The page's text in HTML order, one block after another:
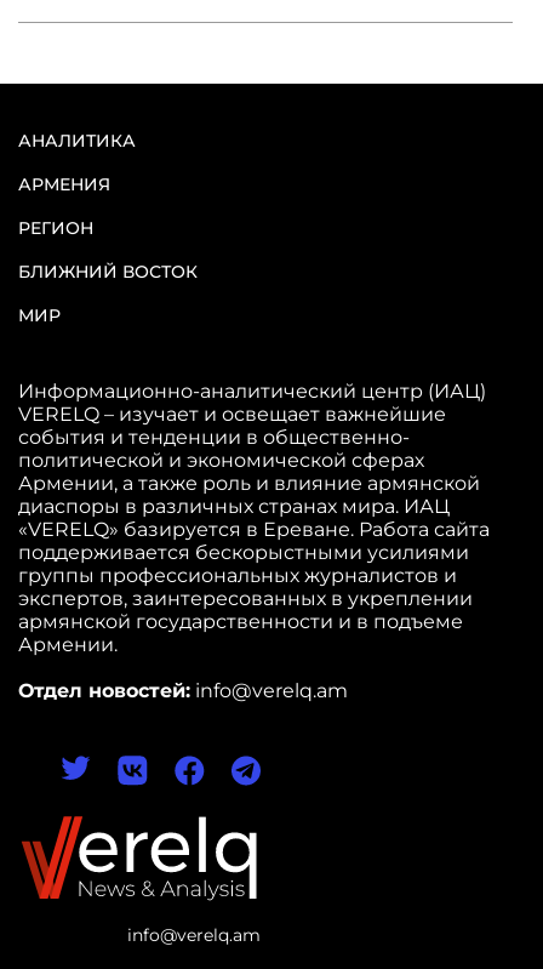
info@verelq.am
АНАЛИТИКА
АРМЕНИЯ
РЕГИОН
БЛИЖНИЙ ВОСТОК
МИР
Информационно-аналитический центр (ИАЦ)
VERELQ – изучает и освещает важнейшие
события и тенденции в общественно-
политической и экономической сферах
Армении, а также роль и влияние армянской
диаспоры в различных странах мира. ИАЦ
«VERELQ» базируется в Ереване. Работа сайта
поддерживается бескорыстными усилиями
группы профессиональных журналистов и
экспертов, заинтересованных в укреплении
армянской государственности и в подъеме
Армении.
Отдел новостей: info@verelq.am